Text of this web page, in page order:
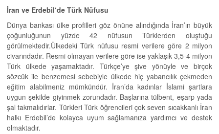
İran ve Erdebil‘de Türk Nüfusu
Dünya bankası ülke profilleri göz önüne alındığında İran’ın büyük
çoğunluğunun yüzde 42 nüfusun Türklerden oluştuğu
görülmektedir.Ülkedeki Türk nüfusu resmi verilere göre 2 milyon
civarındadır. Resmi olmayan verilere göre ise yaklaşık 3,5-4 milyon
Türk ülkede yaşamaktadır. Türkçe’ye şive yönüyle ve birçok
sözcük ile benzemesi sebebiyle ülkede hiç yabancılık çekmeden
eğitim alabilmeniz mümkündür. İran’da kadınlar İslami şartlara
uygun şekilde giyinmek zorundadır. Başlarına tülbent, eşarp yada
şal takmalıdırlar. Türkleri Türk öğrencileri çok seven sıcakkanlı İran
halkı Erdebil’de kolayca uyum sağlamanıza yardımcı ve destek
olmaktadır.